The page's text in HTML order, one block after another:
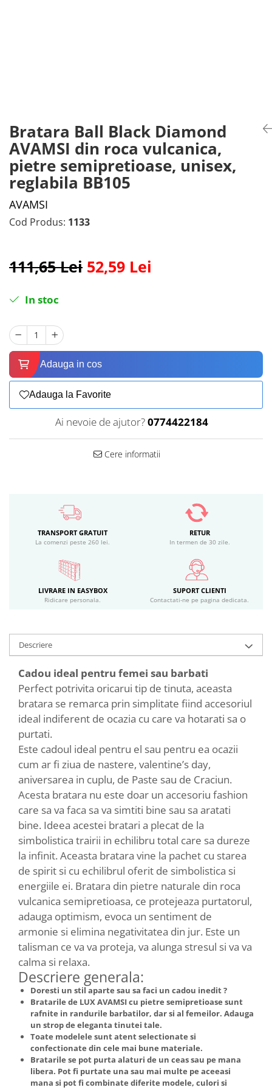
Bratara Ball Black Diamond
AVAMSI din roca vulcanica,
pietre semipretioase, unisex,
reglabila BB105
AVAMSI
Cod Produs: 1133
111,65 Lei 52,59 Lei
In stoc
Adauga in cos
Adauga la Favorite
Ai nevoie de ajutor?0774422184
Cere informatii
TRANSPORT GRATUIT
La comenzi peste 260 lei.
RETUR
In termen de 30 zile.
LIVRARE IN EASYBOX
Ridicare personala.
SUPORT CLIENTI
Contactati-ne pe pagina dedicata.
Descriere
Cadou ideal pentru femei sau barbati
Perfect potrivita oricarui tip de tinuta, aceasta
bratara se remarca prin simplitate fiind accesoriul
ideal indiferent de ocazia cu care va hotarati sa o
purtati.
Este cadoul ideal pentru el sau pentru ea ocazii
cum ar fi ziua de nastere, valentine’s day,
aniversarea in cuplu, de Paste sau de Craciun.
Acesta bratara nu este doar un accesoriu fashion
care sa va faca sa va simtiti bine sau sa aratati
bine. Ideea acestei bratari a plecat de la
simbolistica trairii in echilibru total care sa dureze
la infinit. Aceasta bratara vine la pachet cu starea
de spirit si cu echilibrul oferit de simbolistica si
energiile ei. Bratara din pietre naturale din roca
vulcanica semipretioasa, ce protejeaza purtatorul,
adauga optimism, evoca un sentiment de
armonie si elimina negativitatea din jur. Este un
talisman ce va va proteja, va alunga stresul si va va
calma si relaxa.
Descriere generala:
Doresti un stil aparte sau sa faci un cadou inedit ?
Bratarile de LUX AVAMSI cu pietre semipretioase sunt
rafnite in randurile barbatilor, dar si al femeilor. Adauga
un strop de eleganta tinutei tale.
Toate modelele sunt atent selectionate si
confectionate din cele mai bune materiale.
Bratarile se pot purta alaturi de un ceas sau pe mana
libera. Pot fi purtate una sau mai multe pe aceeasi
mana si pot fi combinate diferite modele, culori si